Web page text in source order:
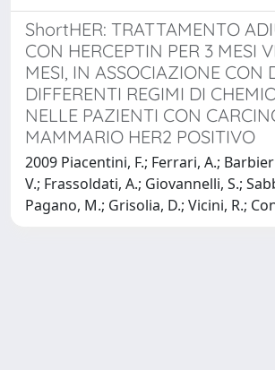
ShortHER: TRATTAMENTO
CON HERCEPTIN PER 3 MESI
MESI, IN ASSOCIAZIONE CON
DIFFERENTI REGIMI DI
NELLE PAZIENTI CON
MAMMARIO HER2 POSITIVO
2009 Piacentini, F.; Ferrari, A.;
V.; Frassoldati, A.; Giovannelli, S.;
Pagano, M.; Grisolia, D.; Vicini, R.;